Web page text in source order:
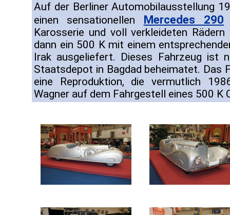
Auf der Berliner Automobilausstellung
einen sensationellen Mercedes 290
Karosserie und voll verkleideten
dann ein 500 K mit einem
Irak ausgeliefert. Dieses Fahrzeug ist
Staatsdepot in Bagdad beheimatet. Das
eine Reproduktion, die vermutlich
Wagner auf dem Fahrgestell eines 500 K